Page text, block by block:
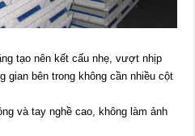
tạo nên kết cấu nhẹ, vượt nhịp
gian bên trong không cần nhiều cột
và tay nghề cao, không làm ảnh